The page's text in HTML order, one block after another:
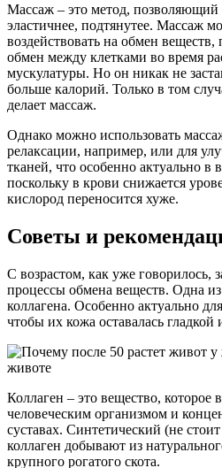
Массаж – это метод, позволяющий
эластичнее, подтянутее. Массаж
воздействовать на обмен
обмен между клетками во время
мускулатуры. Но он никак не
больше калорий. Только в том
делает массаж.
Однако можно использовать
релаксации, например, или для
тканей, что особенно актуально в
поскольку в крови снижается
кислород переносится хуже.
Советы и
С возрастом, как уже говорилось,
процессы обмена веществ. Одна
коллагена. Особенно актуально
чтобы их кожа оставалась гладкой
Коллаген – это вещество, которое
человеческим организмом и
суставах. Синтетический (не стоит
коллаген добывают из
крупного рогатого скота.